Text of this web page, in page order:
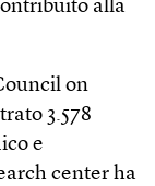
alla
on
3.578
e
center ha